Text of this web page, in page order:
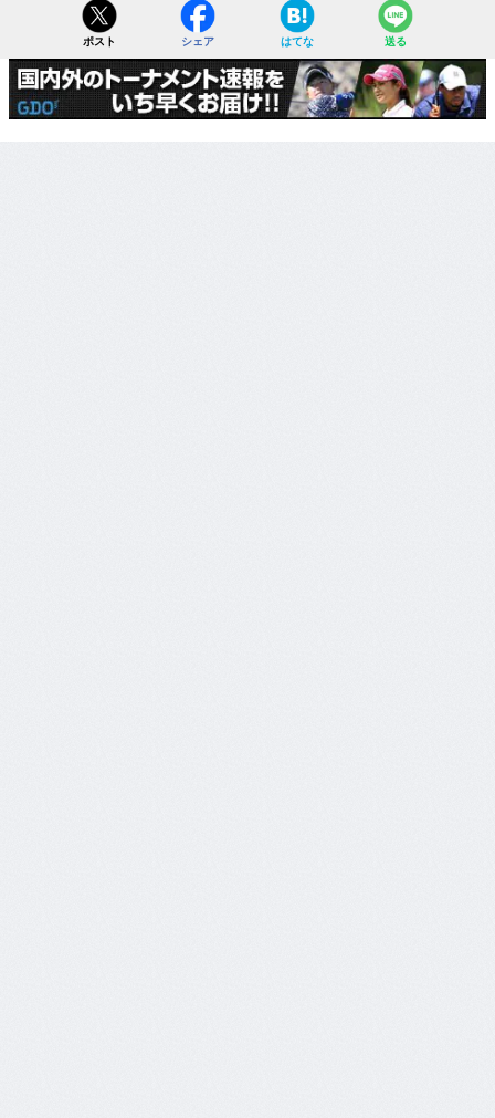
ポスト シェア はてな 送る